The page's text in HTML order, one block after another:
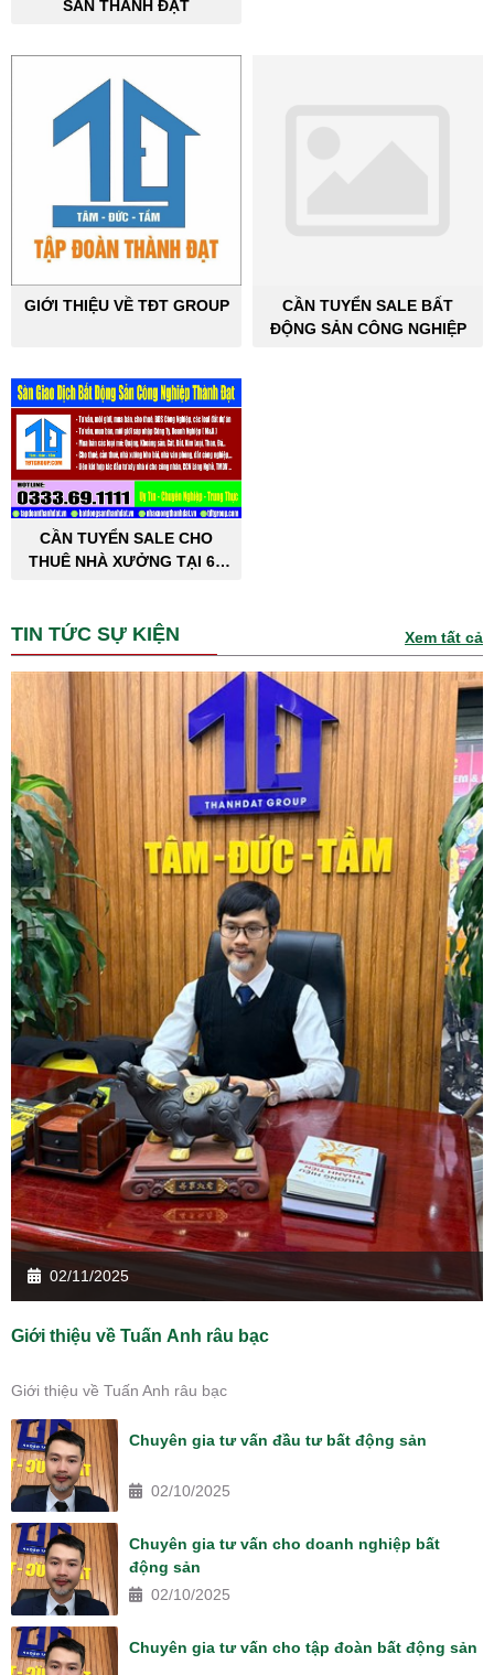
SẢN THÀNH ĐẠT
GIỚI THIỆU VỀ TĐT GROUP
CẦN TUYỂN SALE BẤT
ĐỘNG SẢN CÔNG NGHIỆP
CẦN TUYỂN SALE CHO
THUÊ NHÀ XƯỞNG TẠI 63
TIN TỨC SỰ KIỆN Xem tất cả
02/11/2025
Giới thiệu về Tuấn Anh râu bạc
Giới thiệu về Tuấn Anh râu bạc
Chuyên gia tư vấn đầu tư bất động sản
02/10/2025
Chuyên gia tư vấn cho doanh nghiệp bất
động sản
02/10/2025
Chuyên gia tư vấn cho tập đoàn bất động sản